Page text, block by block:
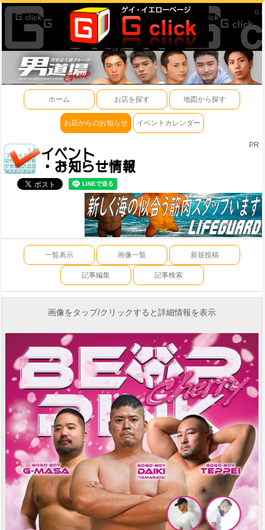
ホーム お店を探す 地図から探す
お店からのお知らせ イベントカレンダー
PR
一覧表示 画像一覧 新規投稿
記事編集 記事検索
画像をタップ/クリックすると詳細情報を表示